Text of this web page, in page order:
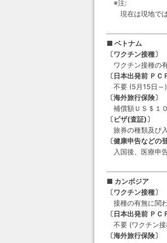
※注:
現在は現地では
■ ベトナム
〔ワクチン接種〕
ワクチン接種の
〔日本出発前 ＰＣ
不要 (5月15日～)
〔海外旅行保険〕
補償額ＵＳ＄１
〔ビザ(査証)〕
旅券の種類及び
〔健康申告などの
入国後、医療申
■ カンボジア
〔ワクチン接種〕
接種の有無に関
〔日本出発前 ＰＣ
不要 (ワクチン接
〔海外旅行保険〕